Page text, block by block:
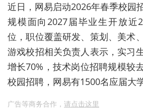
近日，网易启动2026年春季校园
规模面向2027届毕业生开放近
位，职位覆盖研发、策划、美术
游戏校招相关负责人表示，实习
增长70%，技术岗位招聘规模较
校园招聘，网易有1500名应届大
广告等商务合作， 请点击这里